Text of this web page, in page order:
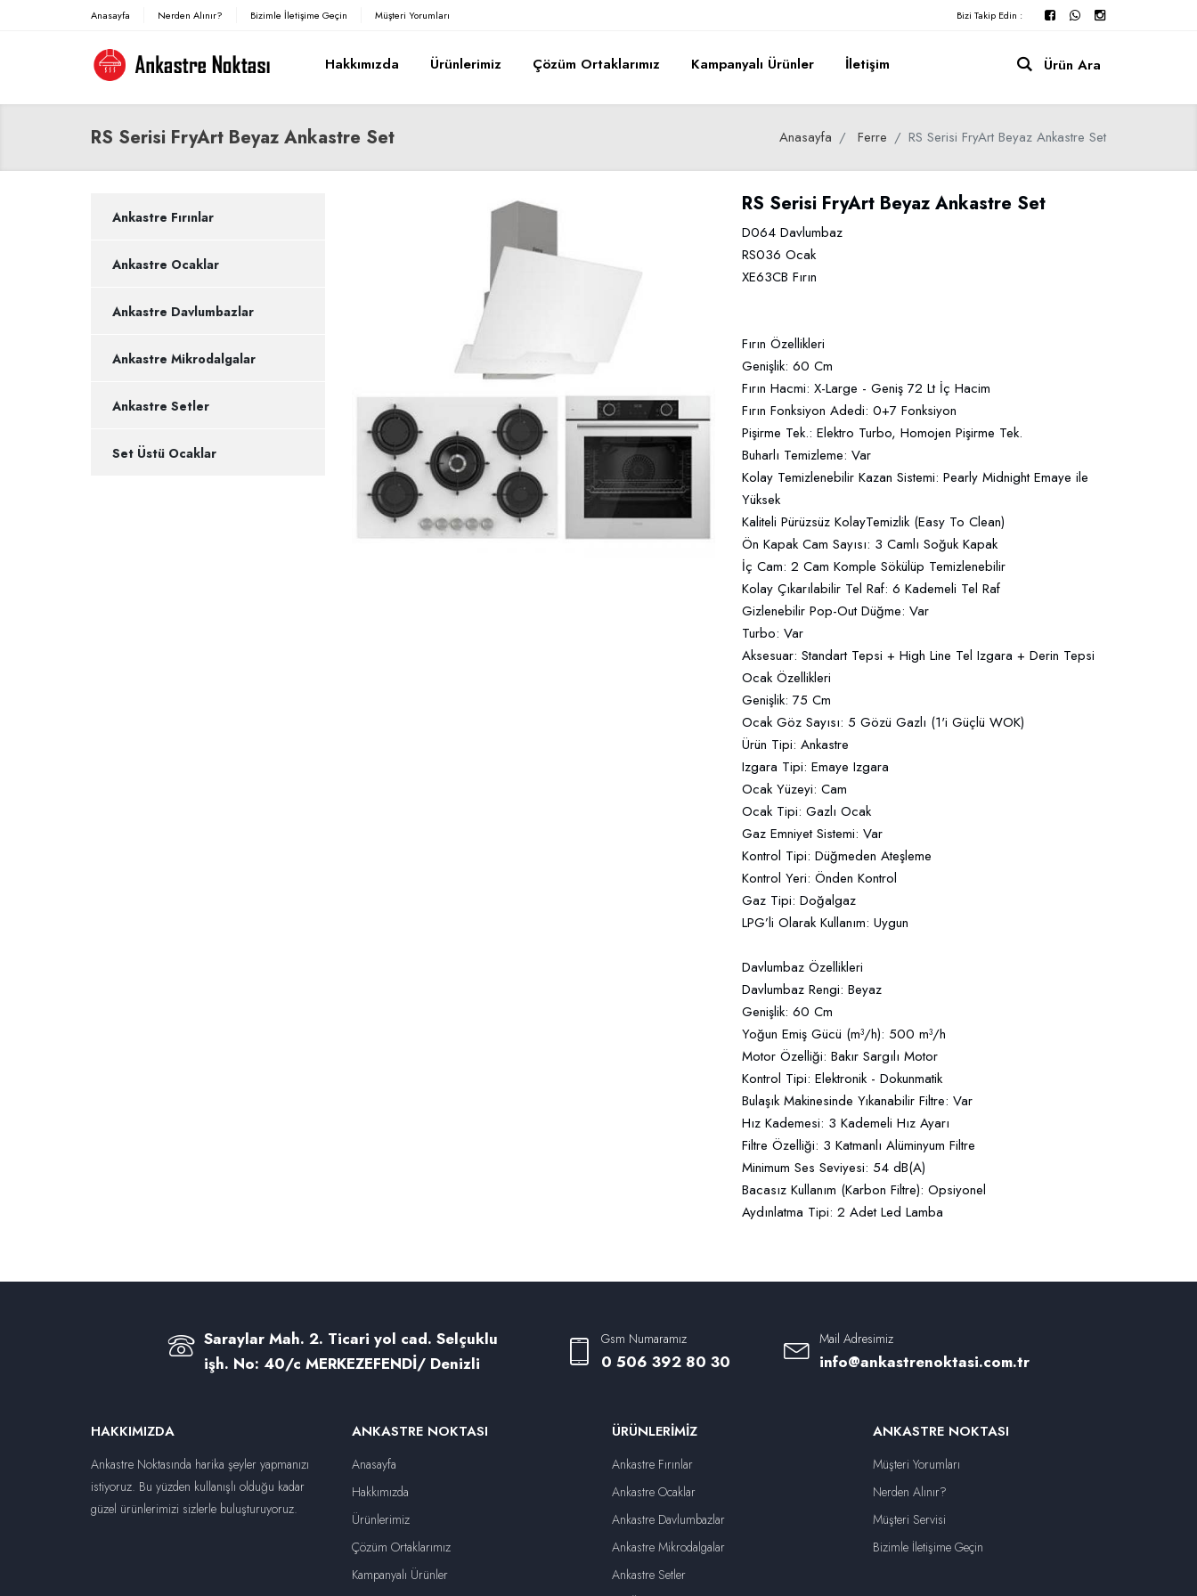
Anasayfa Nerden Alınır? Bizimle İletişime Geçin Müşteri Yorumları Bizi Takip Edin :
Hakkımızda Ürünlerimiz Çözüm Ortaklarımız Kampanyalı Ürünler İletişim Ürün Ara
RS Serisi FryArt Beyaz Ankastre Set Anasayfa Ferre RS Serisi FryArt Beyaz Ankastre Set
Ankastre Fırınlar
Ankastre Ocaklar
Ankastre Davlumbazlar
Ankastre Mikrodalgalar
Ankastre Setler
Set Üstü Ocaklar
RS Serisi FryArt Beyaz Ankastre Set
D064 Davlumbaz
RS036 Ocak
XE63CB Fırın
Fırın Özellikleri
Genişlik: 60 Cm
Fırın Hacmi: X-Large - Geniş 72 Lt İç Hacim
Fırın Fonksiyon Adedi: 0+7 Fonksiyon
Pişirme Tek.: Elektro Turbo, Homojen Pişirme Tek.
Buharlı Temizleme: Var
Kolay Temizlenebilir Kazan Sistemi: Pearly Midnight Emaye ile
Yüksek
Kaliteli Pürüzsüz KolayTemizlik (Easy To Clean)
Ön Kapak Cam Sayısı: 3 Camlı Soğuk Kapak
İç Cam: 2 Cam Komple Sökülüp Temizlenebilir
Kolay Çıkarılabilir Tel Raf: 6 Kademeli Tel Raf
Gizlenebilir Pop-Out Düğme: Var
Turbo: Var
Aksesuar: Standart Tepsi + High Line Tel Izgara + Derin Tepsi
Ocak Özellikleri
Genişlik: 75 Cm
Ocak Göz Sayısı: 5 Gözü Gazlı (1'i Güçlü WOK)
Ürün Tipi: Ankastre
Izgara Tipi: Emaye Izgara
Ocak Yüzeyi: Cam
Ocak Tipi: Gazlı Ocak
Gaz Emniyet Sistemi: Var
Kontrol Tipi: Düğmeden Ateşleme
Kontrol Yeri: Önden Kontrol
Gaz Tipi: Doğalgaz
LPG’li Olarak Kullanım: Uygun
Davlumbaz Özellikleri
Davlumbaz Rengi: Beyaz
Genişlik: 60 Cm
Yoğun Emiş Gücü (m³/h): 500 m³/h
Motor Özelliği: Bakır Sargılı Motor
Kontrol Tipi: Elektronik - Dokunmatik
Bulaşık Makinesinde Yıkanabilir Filtre: Var
Hız Kademesi: 3 Kademeli Hız Ayarı
Filtre Özelliği: 3 Katmanlı Alüminyum Filtre
Minimum Ses Seviyesi: 54 dB(A)
Bacasız Kullanım (Karbon Filtre): Opsiyonel
Aydınlatma Tipi: 2 Adet Led Lamba
Saraylar Mah. 2. Ticari yol cad. Selçuklu
işh. No: 40/c MERKEZEFENDİ/ Denizli
Gsm Numaramız
0 506 392 80 30
Mail Adresimiz
info@ankastrenoktasi.com.tr
HAKKIMIZDA
Ankastre Noktasında harika şeyler yapmanızı
istiyoruz. Bu yüzden kullanışlı olduğu kadar
güzel ürünlerimizi sizlerle buluşturuyoruz.
ANKASTRE NOKTASI
Anasayfa
Hakkımızda
Ürünlerimiz
Çözüm Ortaklarımız
Kampanyalı Ürünler
ÜRÜNLERIMIZ
Ankastre Fırınlar
Ankastre Ocaklar
Ankastre Davlumbazlar
Ankastre Mikrodalgalar
Ankastre Setler
ANKASTRE NOKTASI
Müşteri Yorumları
Nerden Alınır?
Müşteri Servisi
Bizimle İletişime Geçin